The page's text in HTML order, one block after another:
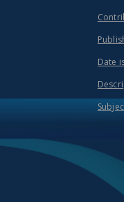
Date